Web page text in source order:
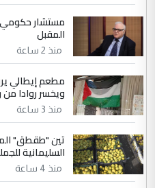
ابا فرات ...
الموضوع :
الجواهري
مضجعيك يابن الزنا (نص
حيدر عاشور
التعليق : تحياتي لك
دقيق ومسؤول؛
وثروات البلد يعتمد على
الموضوع :
بين الإهمال
الرافدين تعاني الجفاف
مستشار
المقبل
منذ 2 ساعة
مطعم إيطالي
ويخسر روادا من
منذ 3 ساعة
تين "طقطق"
السليمانية
منذ 4 ساعة